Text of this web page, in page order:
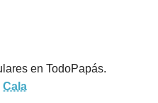
en TodoPapás.
Cala